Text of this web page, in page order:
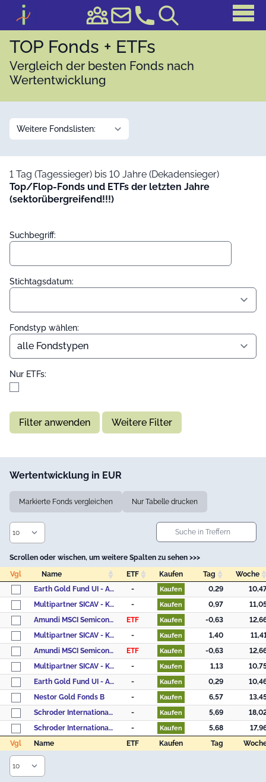
TOP Fonds + ETFs
Vergleich der besten Fonds nach
Wertentwicklung
1 Tag (Tagessieger) bis 10 Jahre (Dekadensieger)
Top/Flop-Fonds und ETFs der letzten Jahre
(sektorübergreifend!!!)
Suchbegriff:
Stichtagsdatum:
Fondstyp wählen:
Nur ETFs:
Filter anwenden Weitere Filter
Wertentwicklung in EUR
Markierte Fonds vergleichen Nur Tabelle drucken
Scrollen oder wischen, um weitere Spalten zu sehen >>>
Vgl
Name ETF Kaufen Tag
Woche
Vgl
Name ETF Kaufen Tag Woche
Vgl Name ETF Kaufen Tag
Earth Gold Fund UI - Anteilklasse (EUR I) - Kaufen 0,29
Multipartner SICAV - Konwave Gold Equity Fund B USD
- Kaufen 0,97
Amundi MSCI Semiconductors UCITS ETF Acc
ETF Kaufen -0,63
Multipartner SICAV - Konwave Gold Equity Fund B CHF
- Kaufen 1,40
Amundi MSCI Semiconductors UCITS ETF Dist
ETF Kaufen -0,63
Multipartner SICAV - Konwave Gold Equity Fund B EUR
- Kaufen 1,13
Earth Gold Fund UI - Anteilklasse (EUR R)
- Kaufen 0,29
Nestor Gold Fonds B
- Kaufen 6,57
Schroder International Selection Fund Global Gold A Accumulation USD
- Kaufen 5,69
Schroder International Selection Fund Global Gold A Accumulation EUR Hedged
- Kaufen 5,68
Vgl
Name ETF Kaufen Tag